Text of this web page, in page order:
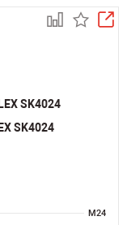
SK4024
M24